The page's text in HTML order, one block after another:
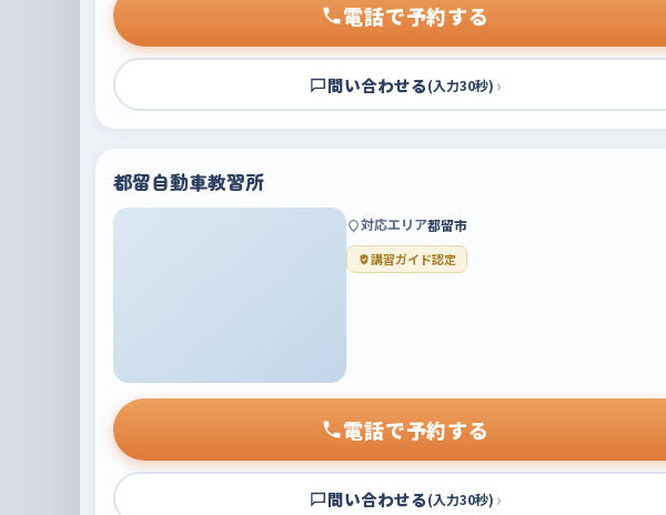
電話で予約する
問い合わせる(入力30秒) ›
都留自動車教習所
対応エリア都留市
講習ガイド認定
電話で予約する
問い合わせる(入力30秒) ›